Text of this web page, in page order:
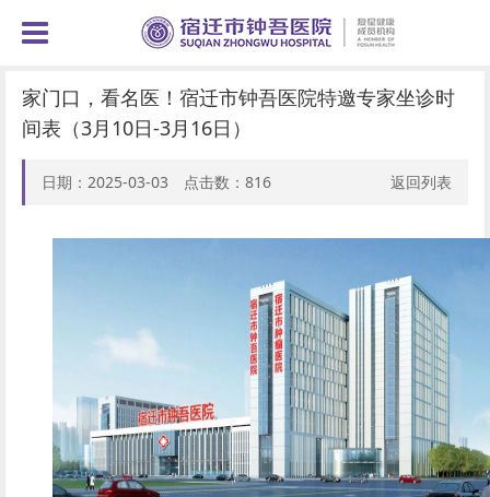
家门口，看名医！宿迁市钟吾医院特邀专家坐诊时
间表（3月10日-3月16日）
日期：2025-03-03 点击数： 816 返回列表